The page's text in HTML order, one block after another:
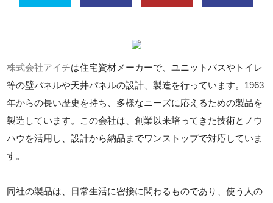
株式会社アイチは住宅資材メーカーで、ユニットバスやトイレ
等の壁パネルや天井パネルの設計、製造を行っています。1963
年からの長い歴史を持ち、多様なニーズに応えるための製品を
製造しています。この会社は、創業以来培ってきた技術とノウ
ハウを活用し、設計から納品までワンストップで対応していま
す。
同社の製品は、日常生活に密接に関わるものであり、使う人の